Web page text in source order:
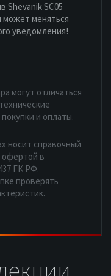
Shevanik SC05
может меняться
уведомления!
могут отличаться
и оплаты.
носит справочный
офертой в
ГК РФ.
проверять